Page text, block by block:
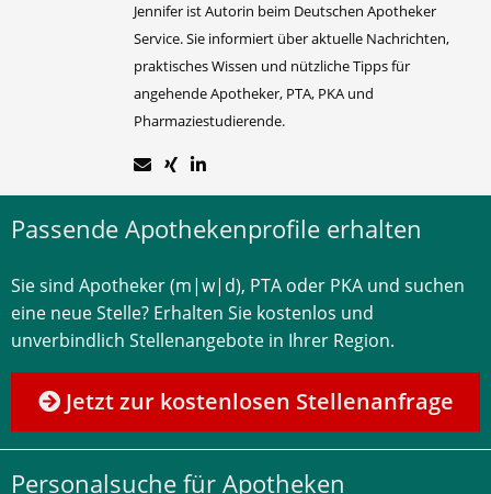
Jennifer ist Autorin beim Deutschen Apotheker
Service. Sie informiert über aktuelle Nachrichten,
praktisches Wissen und nützliche Tipps für
angehende Apotheker, PTA, PKA und
Pharmaziestudierende.
Passende Apothekenprofile erhalten
Sie sind Apotheker (m|w|d), PTA oder PKA und suchen
eine neue Stelle? Erhalten Sie kostenlos und
unverbindlich Stellenangebote in Ihrer Region.
Jetzt zur kostenlosen Stellenanfrage
Personalsuche für Apotheken